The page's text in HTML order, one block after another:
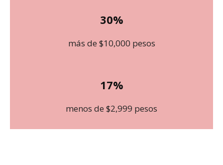
30%
más de $10,000 pesos
17%
menos de $2,999 pesos